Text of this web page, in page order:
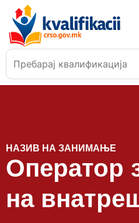
НАЗИВ НА ЗАНИМАЊЕ
Оператор
на